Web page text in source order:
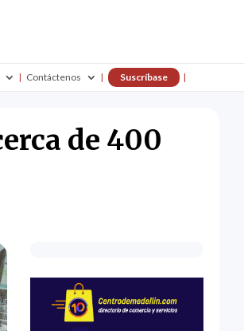
Contáctenos Suscríbase
de 400